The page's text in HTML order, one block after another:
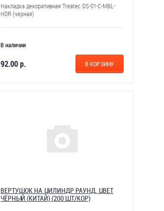
Накладка декоративная Treatec DS-01-C-MBL-
HDR (черная)
В наличии
92.00 р. В КОРЗИНУ
ВЕРТУШОК НА ЦИЛИНДР РАУНД, ЦВЕТ
ЧЁРНЫЙ (КИТАЙ) (200 ШТ/КОР)